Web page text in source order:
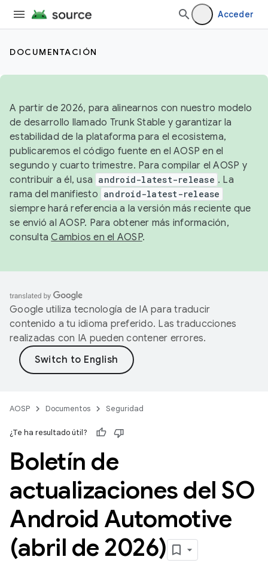
Acceder
DOCUMENTACIÓN
A partir de 2026, para alinearnos con nuestro modelo
de desarrollo llamado Trunk Stable y garantizar la
estabilidad de la plataforma para el ecosistema,
publicaremos el código fuente en el AOSP en el
segundo y cuarto trimestre. Para compilar el AOSP y
contribuir a él, usa android-latest-release . La
rama del manifiesto android-latest-release
siempre hará referencia a la versión más reciente que
se envió al AOSP. Para obtener más información,
consultaCambios en el AOSP.
Google utiliza tecnología de IA para traducir
contenido a tu idioma preferido. Las traducciones
realizadas con IA pueden contener errores.
AOSP Documentos Seguridad
¿Te ha resultado útil?
Boletín de
actualizaciones del SO
Android Automotive
(abril de 2026)